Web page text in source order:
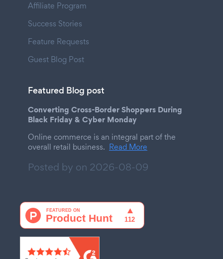
Affiliate Program
Success Stories
Feature Requests
Guest Blog Post
Featured Blog post
Converting Cross-Border Shoppers During
Black Friday & Cyber Monday
Online commerce is an integral part of the
overall retail business. Read More
Posted by on 2026-08-09